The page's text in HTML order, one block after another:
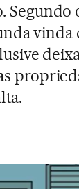
vinda